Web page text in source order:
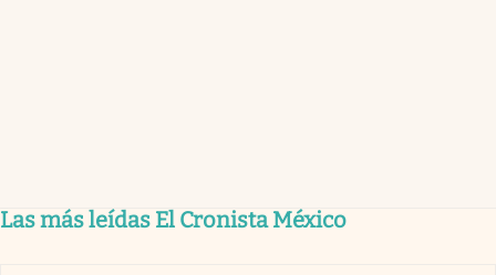
Las más leídas El Cronista México